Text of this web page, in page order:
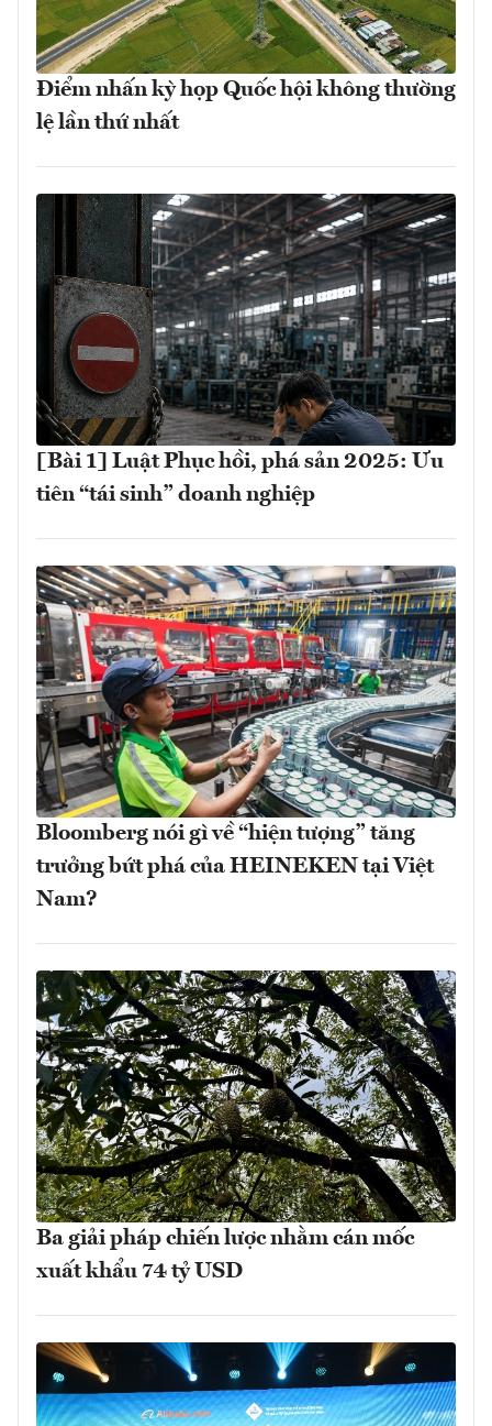
Điểm nhấn kỳ họp Quốc hội không thường
lệ lần thứ nhất
[Bài 1] Luật Phục hồi, phá sản 2025: Ưu
tiên “tái sinh” doanh nghiệp
Bloomberg nói gì về “hiện tượng” tăng
trưởng bứt phá của HEINEKEN tại Việt
Nam?
Ba giải pháp chiến lược nhằm cán mốc
xuất khẩu 74 tỷ USD